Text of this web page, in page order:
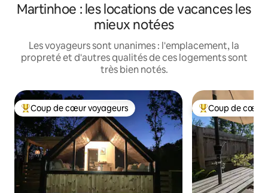
Martinhoe : les locations de vacances les
mieux notées
Les voyageurs sont unanimes : l'emplacement, la
propreté et d'autres qualités de ces logements sont
très bien notés.
Coup de cœur voyageurs parmi les plus aimés
Coup de cœur voyageurs Coup de cœur
Coup de cœur